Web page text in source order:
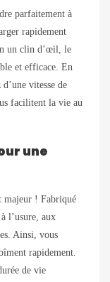
parfaitement à
rapidement
un clin d’œil, le
et efficace. En
vitesse de
facilitent la vie au
une
majeur ! Fabriqué
l’usure, aux
Ainsi, vous
rapidement.
de vie